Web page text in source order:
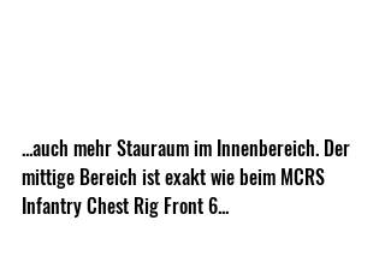
...auch mehr Stauraum im Innenbereich. Der
mittige Bereich ist exakt wie beim MCRS
Infantry Chest Rig Front 6...